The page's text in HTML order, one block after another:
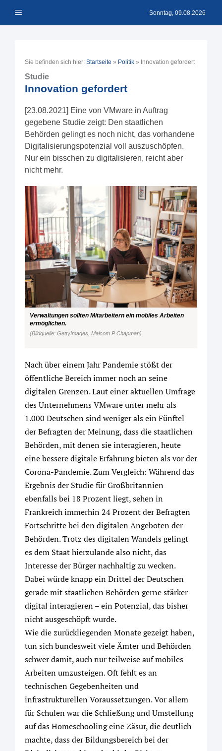
Inhalt Menü Sonntag, 09.08.2026
Sie befinden sich hier: Startseite » Politik » Innovation gefordert
Studie
Innovation gefordert
[23.08.2021] Eine von VMware in Auftrag
gegebene Studie zeigt: Den staatlichen
Behörden gelingt es noch nicht, das vorhandene
Digitalisierungspotenzial voll auszuschöpfen.
Nur ein bisschen zu digitalisieren, reicht aber
nicht mehr.
Verwaltungen sollten Mitarbeitern ein mobiles Arbeiten
ermöglichen.
(Bildquelle: GettyImages, Malcom P Chapman)
Nach über einem Jahr Pandemie stößt der
öffentliche Bereich immer noch an seine
digitalen Grenzen. Laut einer aktuellen Umfrage
des Unternehmens VMware unter mehr als
1.000 Deutschen sind weniger als ein Fünftel
der Befragten der Meinung, dass die staatlichen
Behörden, mit denen sie interagieren, heute
eine bessere digitale Erfahrung bieten als vor der
Corona-Pandemie. Zum Vergleich: Während das
Ergebnis der Studie für Großbritannien
ebenfalls bei 18 Prozent liegt, sehen in
Frankreich immerhin 24 Prozent der Befragten
Fortschritte bei den digitalen Angeboten der
Behörden. Trotz des digitalen Wandels gelingt
es dem Staat hierzulande also nicht, das
Interesse der Bürger nachhaltig zu wecken.
Dabei würde knapp ein Drittel der Deutschen
gerade mit staatlichen Behörden gerne stärker
digital interagieren – ein Potenzial, das bisher
nicht ausgeschöpft wurde.
Wie die zurückliegenden Monate gezeigt haben,
tun sich bundesweit viele Ämter und Behörden
schwer damit, auch nur teilweise auf mobiles
Arbeiten umzusteigen. Oft fehlt es an
technischen Gegebenheiten und
infrastrukturellen Voraussetzungen. Vor allem
für Schulen war die Schließung und Umstellung
auf das Homeschooling eine Zäsur, die deutlich
machte, dass der Bildungsbereich bei der